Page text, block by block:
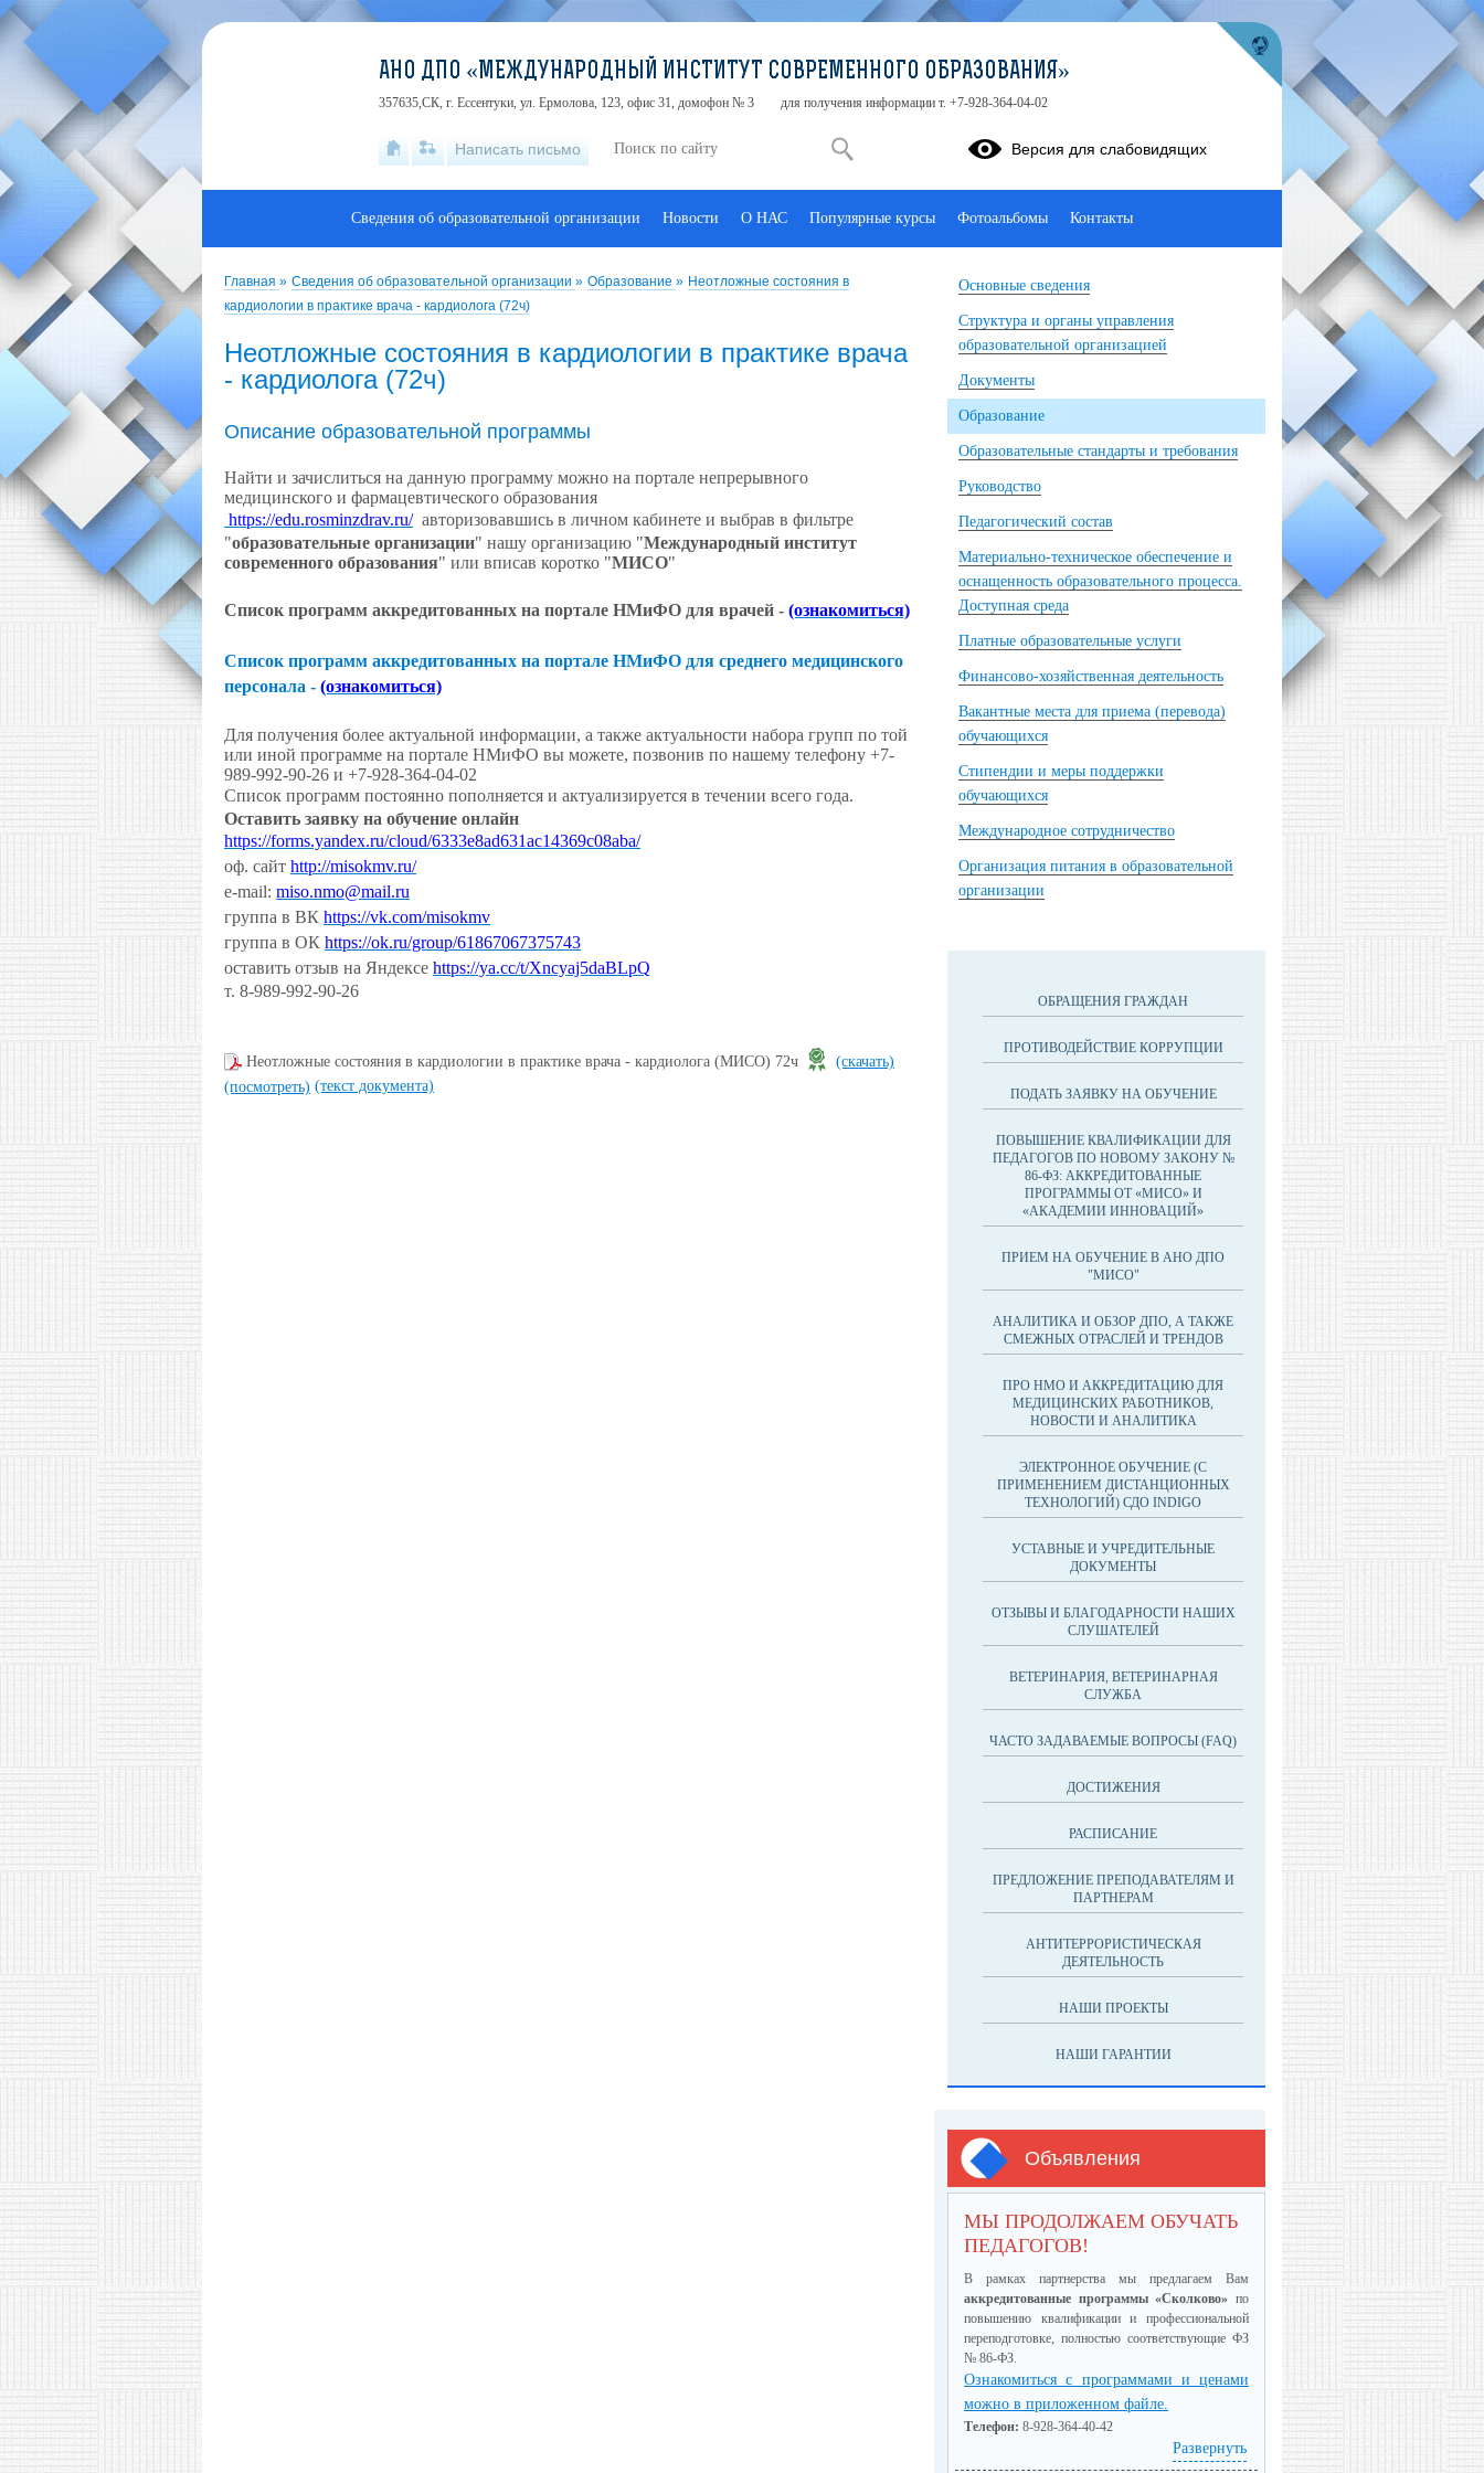
Главная » Сведения об образовательной организации » Образование » Неотложные состояния в
кардиологии в практике врача - кардиолога (72ч)
Неотложные состояния в кардиологии в практике врача
- кардиолога (72ч)
Описание образовательной программы
Найти и зачислиться на данную программу можно на портале непрерывного
медицинского и фармацевтического образования
https://edu.rosminzdrav.ru/авторизовавшись в личном кабинете и выбрав в фильтре
"образовательные организации" нашу организацию "Международный институт
современного образования" или вписав коротко "МИСО"
Список программ аккредитованных на портале НМиФО для врачей - (ознакомиться)
Список программ аккредитованных на портале НМиФО для среднего медицинского
персонала - (ознакомиться)
Для получения более актуальной информации, а также актуальности набора групп по той
или иной программе на портале НМиФО вы можете, позвонив по нашему телефону +7-
989-992-90-26 и +7-928-364-04-02
Список программ постоянно пополняется и актуализируется в течении всего года.
Оставить заявку на обучение онлайн
https://forms.yandex.ru/cloud/6333e8ad631ac14369c08aba/
оф. сайт http://misokmv.ru/
e-mail: miso.nmo@mail.ru
группа в ВК https://vk.com/misokmv
группа в ОК https://ok.ru/group/61867067375743
оставить отзыв на Яндексе https://ya.cc/t/Xncyaj5daBLpQ
т. 8-989-992-90-26
Неотложные состояния в кардиологии в практике врача - кардиолога (МИСО) 72ч
(скачать)
(посмотреть) (текст документа)
Основные сведения
Структура и органы управления
образовательной организацией
Документы
Образование
Образовательные стандарты и требования
Руководство
Педагогический состав
Материально-техническое обеспечение и
оснащенность образовательного процесса.
Доступная среда
Платные образовательные услуги
Финансово-хозяйственная деятельность
Вакантные места для приема (перевода)
обучающихся
Стипендии и меры поддержки
обучающихся
Международное сотрудничество
Организация питания в образовательной
организации
ОБРАЩЕНИЯ ГРАЖДАН
ПРОТИВОДЕЙСТВИЕ КОРРУПЦИИ
ПОДАТЬ ЗАЯВКУ НА ОБУЧЕНИЕ
ПОВЫШЕНИЕ КВАЛИФИКАЦИИ ДЛЯ
ПЕДАГОГОВ ПО НОВОМУ ЗАКОНУ №
86-ФЗ: АККРЕДИТОВАННЫЕ
ПРОГРАММЫ ОТ «МИСО» И
«АКАДЕМИИ ИННОВАЦИЙ»
ПРИЕМ НА ОБУЧЕНИЕ В АНО ДПО
"МИСО"
АНАЛИТИКА И ОБЗОР ДПО, А ТАКЖЕ
СМЕЖНЫХ ОТРАСЛЕЙ И ТРЕНДОВ
ПРО НМО И АККРЕДИТАЦИЮ ДЛЯ
МЕДИЦИНСКИХ РАБОТНИКОВ,
НОВОСТИ И АНАЛИТИКА
ЭЛЕКТРОННОЕ ОБУЧЕНИЕ (С
ПРИМЕНЕНИЕМ ДИСТАНЦИОННЫХ
ТЕХНОЛОГИЙ) СДО INDIGO
УСТАВНЫЕ И УЧРЕДИТЕЛЬНЫЕ
ДОКУМЕНТЫ
ОТЗЫВЫ И БЛАГОДАРНОСТИ НАШИХ
СЛУШАТЕЛЕЙ
ВЕТЕРИНАРИЯ, ВЕТЕРИНАРНАЯ
СЛУЖБА
ЧАСТО ЗАДАВАЕМЫЕ ВОПРОСЫ (FAQ)
ДОСТИЖЕНИЯ
РАСПИСАНИЕ
ПРЕДЛОЖЕНИЕ ПРЕПОДАВАТЕЛЯМ И
ПАРТНЕРАМ
АНТИТЕРРОРИСТИЧЕСКАЯ
ДЕЯТЕЛЬНОСТЬ
НАШИ ПРОЕКТЫ
НАШИ ГАРАНТИИ
Объявления
МЫ ПРОДОЛЖАЕМ ОБУЧАТЬ
ПЕДАГОГОВ!
В рамках партнерства мы предлагаем Вам
аккредитованные программы «Сколково» по
повышению квалификации и профессиональной
переподготовке, полностью соответствующие ФЗ
№ 86-ФЗ.
Ознакомиться с программами и ценами
можно в приложенном файле.
Телефон: 8-928-364-40-42
Развернуть
АНО ДПО «МЕЖДУНАРОДНЫЙ ИНСТИТУТ СОВРЕМЕННОГО ОБРАЗОВАНИЯ»
357635,СК, г. Ессентуки, ул. Ермолова, 123, офис 31, домофон № 3 для получения информации т. +7-928-364-04-02
Написать письмо Версия для слабовидящих
Сведения об образовательной организации Новости О НАС Популярные курсы Фотоальбомы Контакты